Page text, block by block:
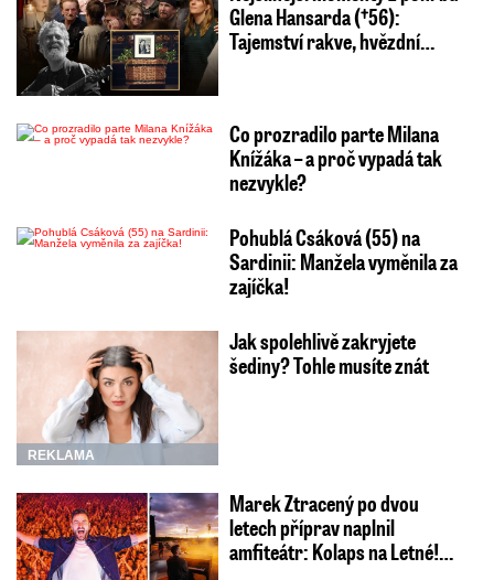
Glena Hansarda (†56):
Tajemství rakve, hvězdní…
Co prozradilo parte Milana
Knížáka – a proč vypadá tak
nezvykle?
Pohublá Csáková (55) na
Sardinii: Manžela vyměnila za
zajíčka!
REKLAMA
Jak spolehlivě zakryjete
šediny? Tohle musíte znát
Marek Ztracený po dvou
letech příprav naplnil
amfiteátr: Kolaps na Letné!…